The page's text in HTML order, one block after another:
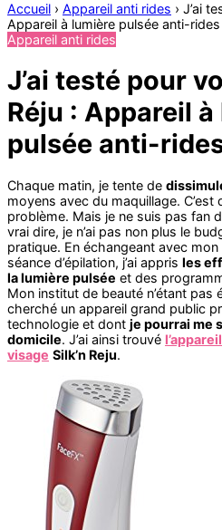
Accueil › Appareil anti rides › J’ai
Appareil à lumière pulsée anti-
Appareil anti rides
J’ai testé pour
Réju : Appareil
pulsée anti-
Chaque matin, je tente de
moyens avec du maquillage.
problème. Mais je ne suis pas fan
vrai dire, je n’ai pas non plus le
pratique. En échangeant avec
séance d’épilation, j’ai appris les
la lumière pulsée et des
Mon institut de beauté n’étant pas
cherché un appareil grand public
technologie et dont je pourrai me
domicile. J’ai ainsi trouvé
visage Silk’n Reju.